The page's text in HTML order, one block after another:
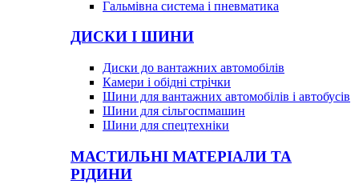
Гальмівна система і пневматика
ДИСКИ І ШИНИ
Диски до вантажних автомобілів
Камери і обідні стрічки
Шини для вантажних автомобілів і автобусів
Шини для сільгоспмашин
Шини для спецтехніки
МАСТИЛЬНІ МАТЕРІАЛИ ТА
РІДИНИ